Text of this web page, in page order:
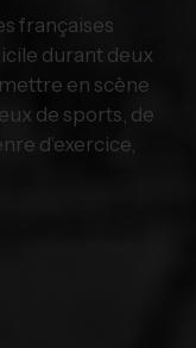
françaises
durant deux
en scène
de sports, de
d’exercice,